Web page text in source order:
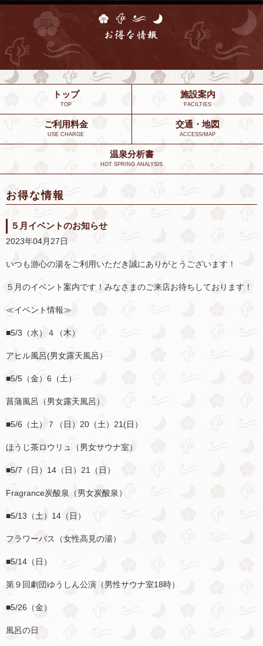
トップ
TOP
施設案内
FACILTIES
ご利用料金
USE CHARGE
交通・地図
ACCESS/MAP
温泉分析書
HOT SPRING ANALYSIS
お得な情報
５月イベントのお知らせ
2023年04月27日
いつも游心の湯をご利用いただき誠にありがとうございます！
５月のイベント案内です！みなさまのご来店お待ちしております！
≪イベント情報≫
■5/3（水）４（木）
アヒル風呂(男女露天風呂）
■5/5（金）6（土）
菖蒲風呂（男女露天風呂）
■5/6（土）７（日）20（土）21(日）
ほうじ茶ロウリュ（男女サウナ室）
■5/7（日）14（日）21（日）
Fragrance炭酸泉（男女炭酸泉）
■5/13（土）14（日）
フラワーバス（女性高見の湯）
■5/14（日）
第９回劇団ゆうしん公演（男性サウナ室18時）
■5/26（金）
風呂の日